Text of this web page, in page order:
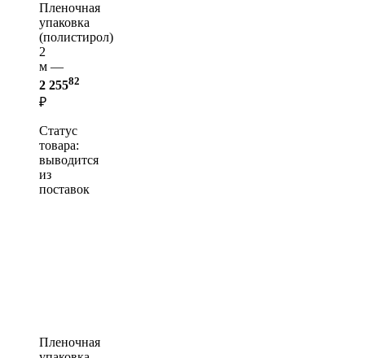
Пленочная
упаковка
(полистирол)
2
м —
2 25582
₽
Статус
товара:
выводится
из
поставок
Пленочная